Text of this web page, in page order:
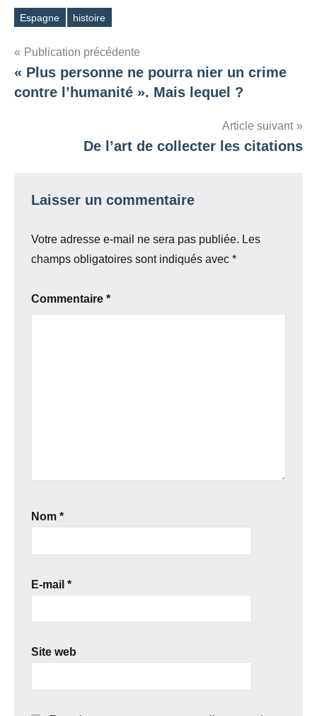
Étiquettes
Espagne histoire
Navigation
de
Publication précédente
« Plus personne ne pourra nier un crime
contre l’humanité ». Mais lequel ?
Article suivant
De l’art de collecter les citations
Laisser un commentaire
Votre adresse e-mail ne sera pas publiée. Les
champs obligatoires sont indiqués avec *
Commentaire *
Nom *
E-mail *
Site web